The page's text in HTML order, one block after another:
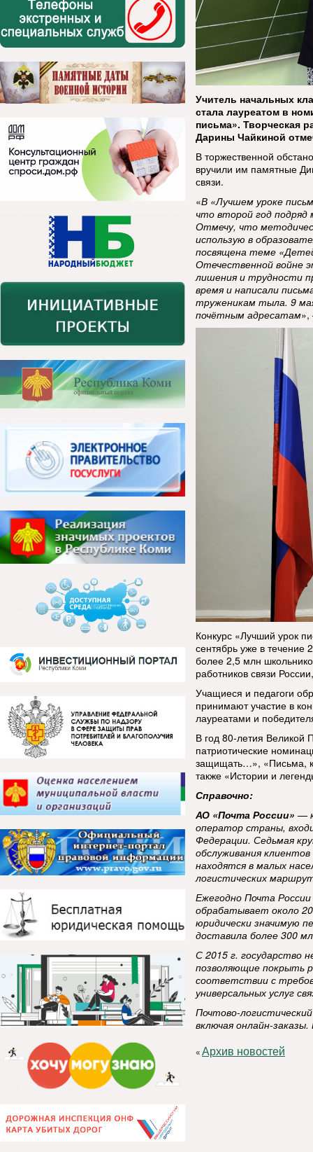
Учитель начальных
стала лауреатом в
письма». Творческая
Дарины Чайкиной
В торжественной
вручили им памятные
связи.
«В «Лучшем уроке
что второй год подряд
Отмечу, что
использую в
посвящена теме
Отечественной войне
лишения и трудности
время и написали
труженикам тыла. 9
почётным адресатам»,
Конкурс «Лучший урок
сентябрь уже в течение
более 2,5 млн
работников связи
Учащиеся и педагоги
принимают участие в
лауреатами и
В год 80-летия Великой
патриотические
защищать…», «Письма,
также «Истории и
Справочно:
АО «Почта России» —
оператор страны,
Федерации. Седьмая
обслуживания
находятся в малых
логистических
Ежегодно Почта
обрабатывает около
юридически значимую
доставила более 300
С 2015 г. государство
позволяющие покрыть
соответствии с
универсальных услуг
Почтово-
включая онлайн-
«Архив новостей